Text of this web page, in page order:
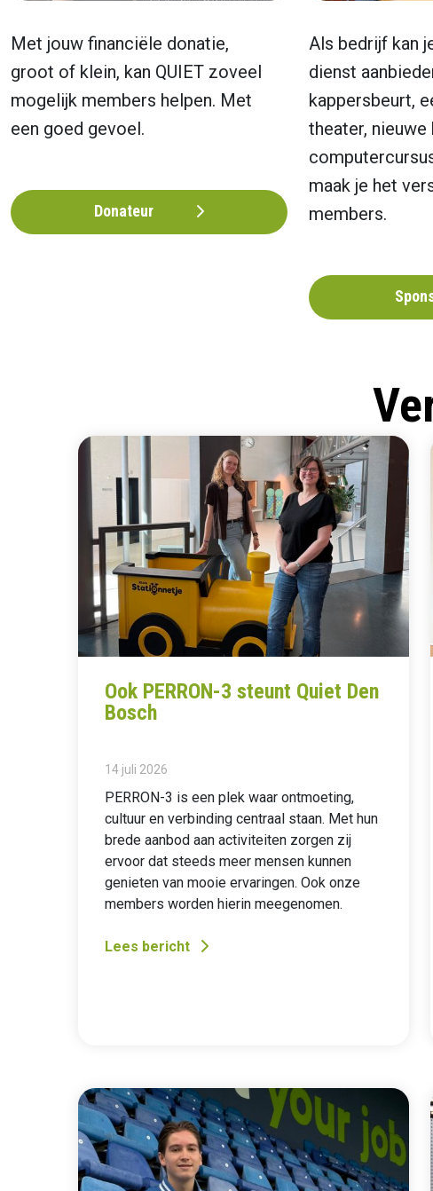
Met jouw financiële donatie,
groot of klein, kan QUIET zoveel
mogelijk members helpen. Met
een goed gevoel.
Donateur
Als bedrijf kan
dienst
kappersbeurt,
theater,
maak je het
members.
Ook PERRON-3 steunt Quiet Den
Bosch
14 juli 2026
PERRON-3 is een plek waar ontmoeting,
cultuur en verbinding centraal staan. Met hun
brede aanbod aan activiteiten zorgen zij
ervoor dat steeds meer mensen kunnen
genieten van mooie ervaringen. Ook onze
members worden hierin meegenomen.
Lees bericht